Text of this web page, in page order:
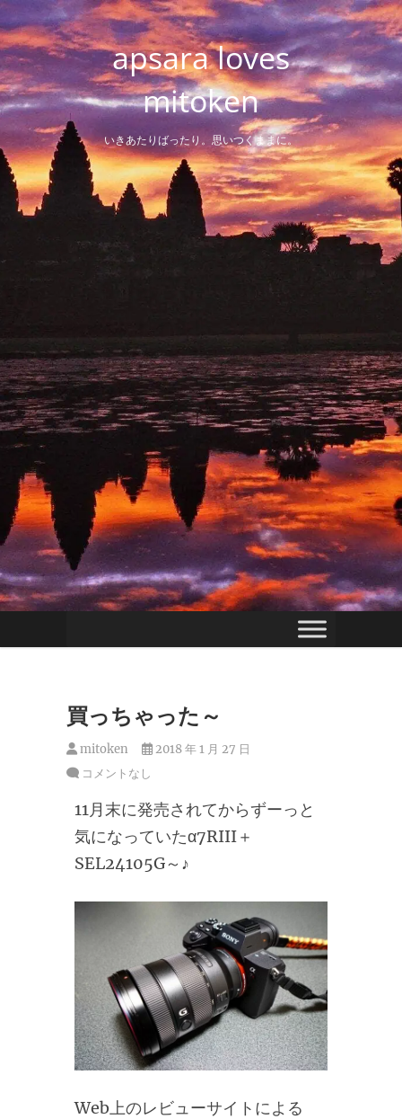
Skip
to
content
apsara loves
mitoken
いきあたりばったり。思いつくままに。
買っちゃった～
mitoken
2018 年 1 月 27 日
コメントなし
11月末に発売されてからずーっと
気になっていたα7RIII＋
SEL24105G～♪
Web上のレビューサイトによる